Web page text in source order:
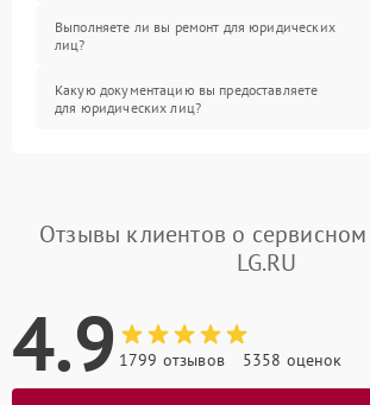
Выполняете ли вы ремонт для юридических
лиц?
Какую документацию вы предоставляете
для юридических лиц?
Отзывы клиентов о сервисном
LG.RU
4.9 1799 отзывов 5358 оценок